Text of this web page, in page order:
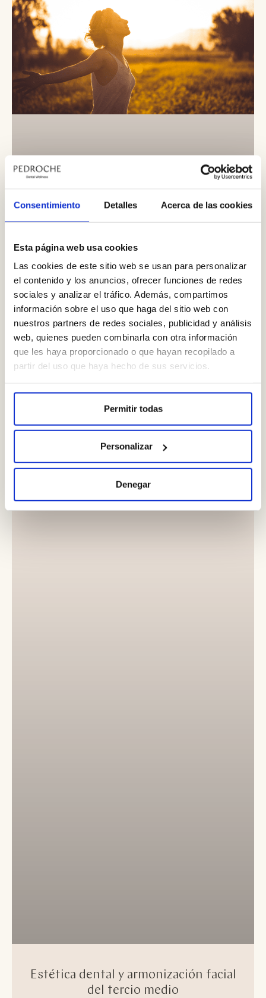
Consentimiento Detalles Acerca de las cookies
Esta página web usa cookies
Las cookies de este sitio web se usan para personalizar
el contenido y los anuncios, ofrecer funciones de redes
sociales y analizar el tráfico. Además, compartimos
información sobre el uso que haga del sitio web con
nuestros partners de redes sociales, publicidad y análisis
web, quienes pueden combinarla con otra información
que les haya proporcionado o que hayan recopilado a
partir del uso que haya hecho de sus servicios.
Permitir todas
Personalizar
Denegar
Respira: Descubre el Poder
Transformador de la Respiración
según el libro de James Néstor
— LEER MÁS —
Estética dental y armonización facial
del tercio medio